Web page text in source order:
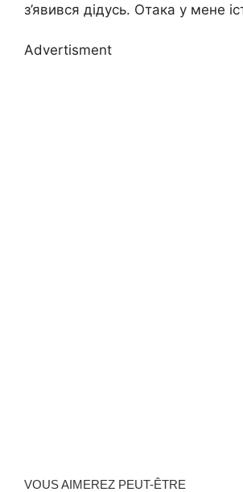
з’явився дідусь. Отака у мене
Advertisment